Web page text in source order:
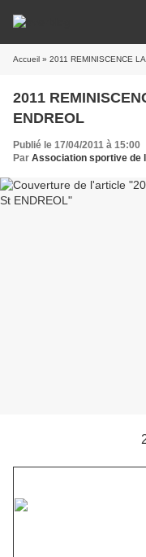
Accueil » 2011 REMINISCENCE
2011
ENDREOL
Publié le 17/04/2011 à 15:00
Par Association sportive de